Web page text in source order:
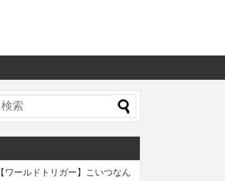
【ワールドトリガー】こいつなん